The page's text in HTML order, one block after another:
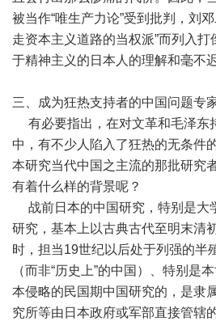
被当作“唯生产力论”受到批判，刘
走资本主义道路的当权派”而列入打
于精神主义的日本人的理解和毫不
三、成为狂热支持者的中国问题专
有必要指出，在对文革和毛泽东
中，有不少人陷入了狂热的无条件
本研究当代中国之主流的那批研究
有着什么样的背景呢？
战前日本的中国研究，特别是大
研究，基本上以古典古代至明末清
时，担当19世纪以后处于列强的半
（而非“历史上”的中国）、特别是
本侵略的民国期中国研究的，是隶
究所等由日本政府或军部直接管辖